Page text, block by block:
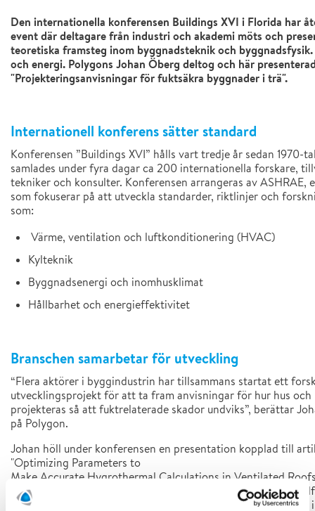
Den internationella konferensen Buildings XVI i Florida har
event där deltagare från industri och akademi möts och
teoretiska framsteg inom byggnadsteknik och
och energi. Polygons Johan Öberg deltog och här
"Projekteringsanvisningar för fuktsäkra byggnader i trä".
Internationell konferens sätter standard
Konferensen ”Buildings XVI” hålls vart tredje år sedan 1970-
samlades under fyra dagar ca 200 internationella forskare,
tekniker och konsulter. Konferensen arrangeras av ASHRAE,
som fokuserar på att utveckla standarder, riktlinjer och
som:
Värme, ventilation och luftkonditionering (HVAC)
Kylteknik
Byggnadsenergi och inomhusklimat
Hållbarhet och energieffektivitet
Branschen samarbetar för utveckling
“Flera aktörer i byggindustrin har tillsammans startat ett
utvecklingsprojekt för att ta fram anvisningar för hur hus och
projekteras så att fuktrelaterade skador undviks”, berättar
på Polygon.
Johan höll under konferensen en presentation kopplad till
"Optimizing Parameters to
Make Accurate Hygrothermal Calculations in Ventilated
han tillsammans med S Olof Mundt-Petersen (Trä- och
Petter Wallentén (Senior lektor vid Lunds Tekniska